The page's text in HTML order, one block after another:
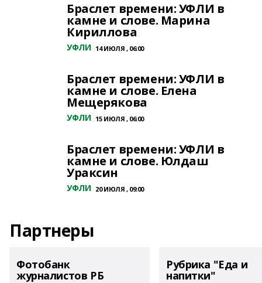
Браслет времени: УФЛИ в
камне и слове. Марина
Кириллова
УФЛИ 14 ИЮЛЯ , 06:00
Браслет времени: УФЛИ в
камне и слове. Елена
Мещерякова
УФЛИ 15 ИЮЛЯ , 06:00
Браслет времени: УФЛИ в
камне и слове. Юлдаш
Ураксин
УФЛИ 20 ИЮЛЯ , 09:00
Партнеры
Фотобанк
журналистов РБ
Рубрика "Еда и
напитки"